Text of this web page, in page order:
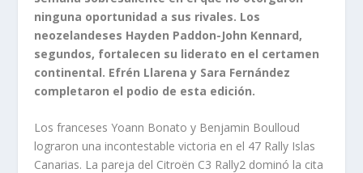
ninguna oportunidad a sus rivales. Los
neozelandeses Hayden Paddon-John Kennard,
segundos, fortalecen su liderato en el certamen
continental. Efrén Llarena y Sara Fernández
completaron el podio de esta edición.
Los franceses Yoann Bonato y Benjamin Boulloud
lograron una incontestable victoria en el 47 Rally Islas
Canarias. La pareja del Citroën C3 Rally2 dominó la cita